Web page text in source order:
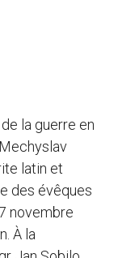
la guerre en
latin et
des évêques
novembre
À la